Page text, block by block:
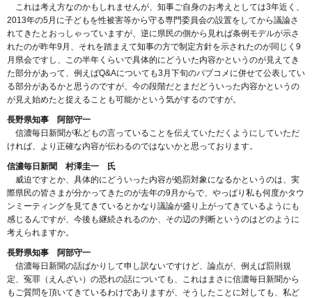
これは考え方なのかもしれませんが、知事ご自身のお考えとしては3年近く、
2013年の5月に子どもを性被害等から守る専門委員会の設置をしてから議論さ
れてきたとおっしゃっていますが、逆に県民の側から見れば条例モデルが示さ
れたのが昨年9月、それを踏まえて知事の方で制定方針を示されたのが同じく9
月県会ですし、この半年くらいで具体的にどういた内容かというのが見えてき
た部分があって、例えばQ&Aについても3月下旬のパブコメに併せて公表してい
る部分があるかと思うのですが、今の段階だとまだどういった内容かというの
が見え始めたと捉えることも可能かという気がするのですが。
長野県知事 阿部守一
信濃毎日新聞が私どもの言っていることを伝えていただくようにしていただ
ければ、より正確な内容が伝わるのではないかと思っております。
信濃毎日新聞 村澤圭一 氏
威迫ですとか、具体的にどういった内容が処罰対象になるかというのは、実
際県民の皆さまが分かってきたのが去年の9月からで、やっぱり私も何度かタウ
ンミーティングを見てきているとかなり議論が盛り上がってきているようにも
感じるんですが、今後も継続されるのか、その辺の判断というのはどのように
考えられますか。
長野県知事 阿部守一
信濃毎日新聞の話ばかりして申し訳ないですけど、論点が、例えば罰則規
定、冤罪（えんざい）の恐れの話についても、これはまさに信濃毎日新聞から
もご質問を頂いてきているわけでありますが、そうしたことに対しても、私ど